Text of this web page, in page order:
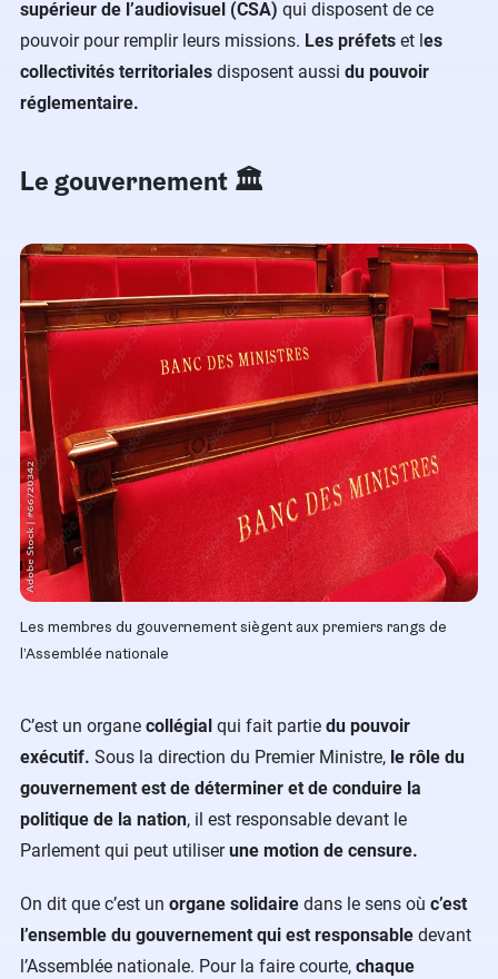
supérieur de l’audiovisuel (CSA) qui disposent de ce
pouvoir pour remplir leurs missions. Les préfets et l es
collectivités territoriales disposent aussi du pouvoir
réglementaire.
Le gouvernement 🏛️
Les membres du gouvernement siègent aux premiers rangs de
l’Assemblée nationale
C’est un organe collégial qui fait partie du pouvoir
exécutif. Sous la direction du Premier Ministre, le rôle du
gouvernement est de déterminer et de conduire la
politique de la nation, il est responsable devant le
Parlement qui peut utiliserune motion de censure.
On dit que c’est un organe solidaire dans le sens où c’est
l’ensemble du gouvernement qui est responsable devant
l’Assemblée nationale. Pour la faire courte, chaque